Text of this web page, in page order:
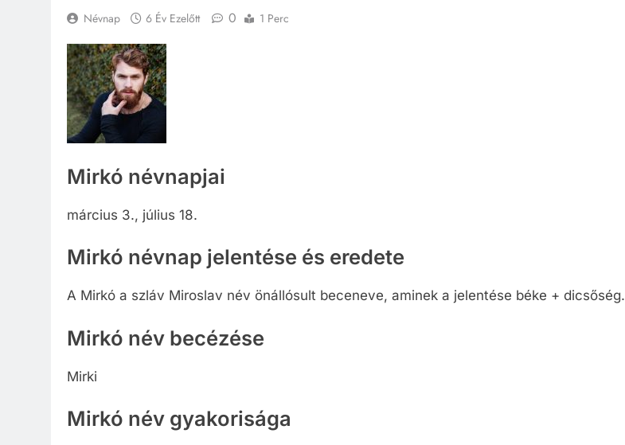
Névnap 6 Év Ezelőtt 0 1 Perc
Mirkó névnapjai
március 3., július 18.
Mirkó névnap jelentése és eredete
A Mirkó a szláv Miroslav név önállósult beceneve, aminek a jelentése béke + dicsőség.
Mirkó név becézése
Mirki
Mirkó név gyakorisága